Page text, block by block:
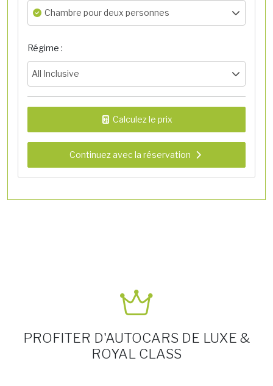
Chambre pour deux personnes
Régime :
All Inclusive
Calculez le prix
Continuez avec la réservation
PROFITER D'AUTOCARS DE LUXE &
ROYAL CLASS